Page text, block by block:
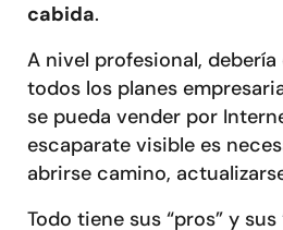
cabida.
A nivel profesional,
todos los planes
se pueda vender por
escaparate visible es
abrirse camino,
Todo tiene sus “pros” y